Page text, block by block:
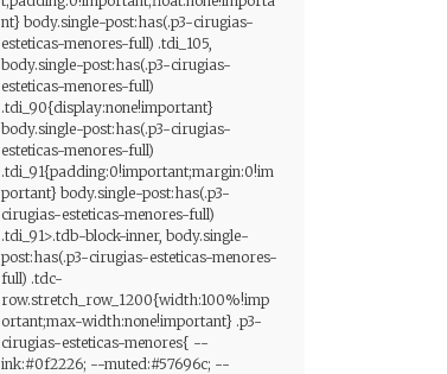
nt} body.single-post:has(.p3-cirugias-
esteticas-menores-full) .tdi_105,
body.single-post:has(.p3-cirugias-
esteticas-menores-full)
.tdi_90{display:none!important}
body.single-post:has(.p3-cirugias-
esteticas-menores-full)
.tdi_91{padding:0!important;margin:0!im
portant} body.single-post:has(.p3-
cirugias-esteticas-menores-full)
.tdi_91>.tdb-block-inner, body.single-
post:has(.p3-cirugias-esteticas-menores-
full) .tdc-
row.stretch_row_1200{width:100%!imp
ortant;max-width:none!important} .p3-
cirugias-esteticas-menores{ --
ink:#0f2226; --muted:#57696c; --